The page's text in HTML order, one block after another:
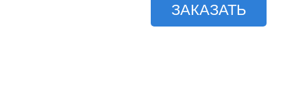
ЗАКАЗАТЬ